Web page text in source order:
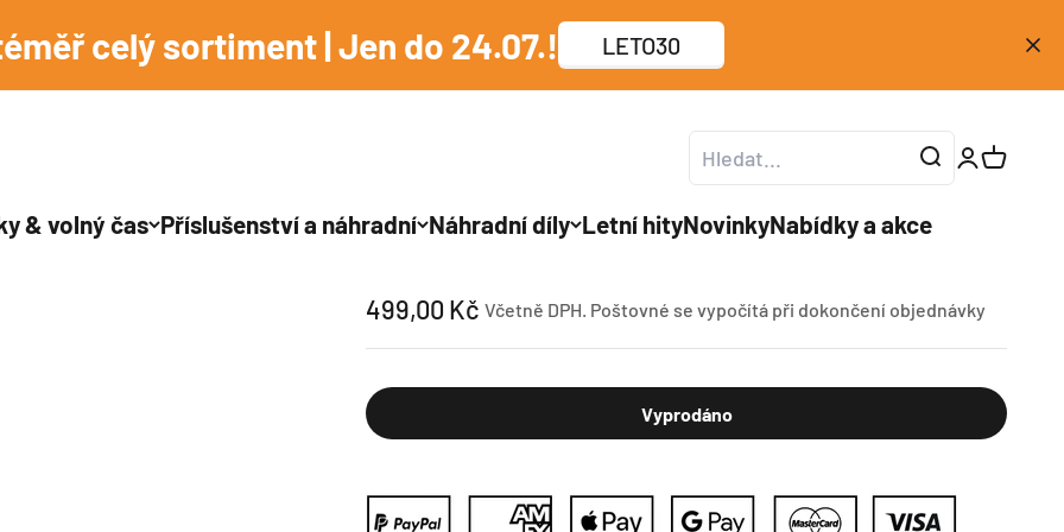
celý sortiment | Jen do 24.07.! LETO30
& volný čas Příslušenství a náhradní Náhradní díly Letní hityNovinkyNabídky a akce
Otevřít
Otevřít
Prodejní cena
499,00 Kč Včetně DPH. Poštovné se vypočítá při dokončení objednávky
Vyprodáno